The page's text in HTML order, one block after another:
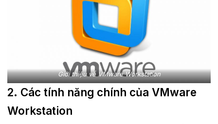
Giới thiệu về VMware Workstation
2. Các tính năng chính của VMware
Workstation